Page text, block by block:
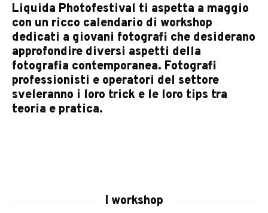
Liquida Photofestival ti aspetta a maggio
con un ricco calendario di workshop
dedicati a giovani fotografi che desiderano
approfondire diversi aspetti della
fotografia contemporanea. Fotografi
professionisti e operatori del settore
sveleranno i loro trick e le loro tips tra
teoria e pratica.
I workshop